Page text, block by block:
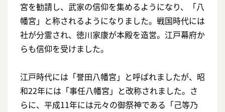
宮を勧請し、武家の信仰を集めるようになり、「八
幡宮」と称されるようになりました。戦国時代には
社が分霊され、徳川家康が本殿を造営。江戸幕府か
らも信仰を受けました。
江戸時代には「誉田八幡宮」と呼ばれましたが、昭
和22年には「事任八幡宮」と改称されました。さ
らに、平成11年には元々の御祭神である「己等乃